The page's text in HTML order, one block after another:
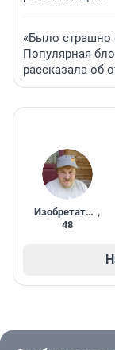
«Было страшно
Популярная
рассказала об
Изобретатель ,
48